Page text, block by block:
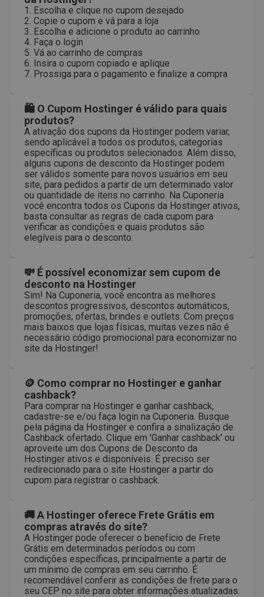
1. Escolha e clique no cupom desejado
2. Copie o cupom e vá para a loja
3. Escolha e adicione o produto ao carrinho
4. Faça o login
5. Vá ao carrinho de compras
6. Insira o cupom copiado e aplique
7. Prossiga para o pagamento e finalize a compra
🛍 O Cupom Hostinger é válido para quais
produtos?
A ativação dos cupons da Hostinger podem variar,
sendo aplicável a todos os produtos, categorias
específicas ou produtos selecionados. Além disso,
alguns cupons de desconto da Hostinger podem
ser válidos somente para novos usuários em seu
site, para pedidos a partir de um determinado valor
ou quantidade de itens no carrinho. Na Cuponeria
você encontra todos os Cupons da Hostinger ativos,
basta consultar as regras de cada cupom para
verificar as condições e quais produtos são
elegíveis para o desconto.
💸 É possível economizar sem cupom de
desconto na Hostinger
Sim! Na Cuponeria, você encontra as melhores
descontos progressivos, descontos automáticos,
promoções, ofertas, brindes e outlets. Com preços
mais baixos que lojas físicas, muitas vezes não é
necessário código promocional para economizar no
site da Hostinger!
🪙 Como comprar no Hostinger e ganhar
cashback?
Para comprar na Hostinger e ganhar cashback,
cadastre-se e/ou faça login na Cuponeria. Busque
pela página da Hostinger e confira a sinalização de
Cashback ofertado. Clique em 'Ganhar cashback' ou
aproveite um dos Cupons de Desconto da
Hostinger ativos e disponíveis. É preciso ser
redirecionado para o site Hostinger a partir do
cupom para registrar o cashback.
🚚 A Hostinger oferece Frete Grátis em
compras através do site?
A Hostinger pode oferecer o benefício de Frete
Grátis em determinados períodos ou com
condições específicas, principalmente a partir de
um mínimo de compras em seu carrinho. É
recomendável conferir as condições de frete para o
seu CEP no site para obter informações atualizadas.